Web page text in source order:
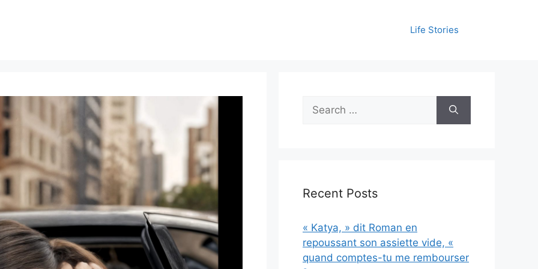
Life Stories
Search
for:
Recent Posts
« Katya, » dit Roman en
repoussant son assiette vide, «
quand comptes-tu me rembourser